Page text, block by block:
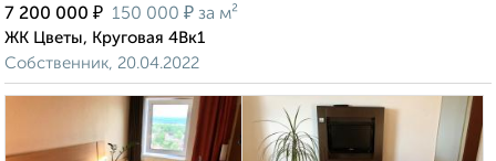
7 200 000 ₽ 150 000 ₽ за м²
ЖК Цветы, Круговая 4Вк1
Собственник, 20.04.2022